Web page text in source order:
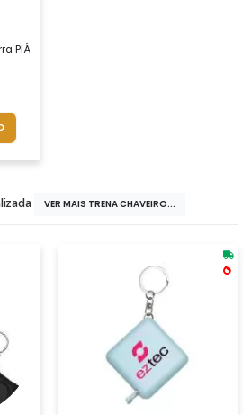
PlÁstica Medidas: 34 X 22 X 3,5 Cm Peso:
VER MAIS TRENA CHAVEIRO...